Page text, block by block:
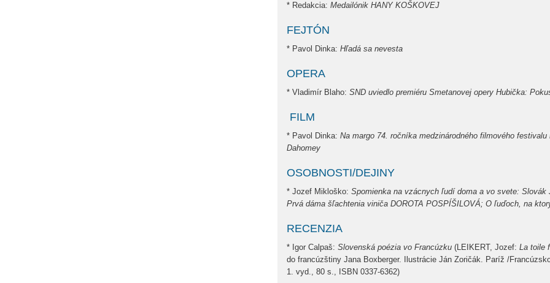
* Redakcia: Medailónik HANY KOŠKOVEJ
FEJTÓN
* Pavol Dinka: Hľadá sa nevesta
OPERA
* Vladimír Blaho: SND uviedlo premiéru Smetanovej opery Hubička:
FILM
* Pavol Dinka: Na margo 74. ročníka medzinárodného filmového
Dahomey
OSOBNOSTI/DEJINY
* Jozef Mikloško: Spomienka na vzácnych ľudí doma a vo svete: Slovák
Prvá dáma šľachtenia viniča DOROTA POSPÍŠILOVÁ; O ľuďoch, na
RECENZIA
* Igor Calpaš: Slovenská poézia vo Francúzku (LEIKERT, Jozef: La toile
do francúzštiny Jana Boxberger. Ilustrácie Ján Zoričák. Paríž /
1. vyd., 80 s., ISBN 0337-6362)